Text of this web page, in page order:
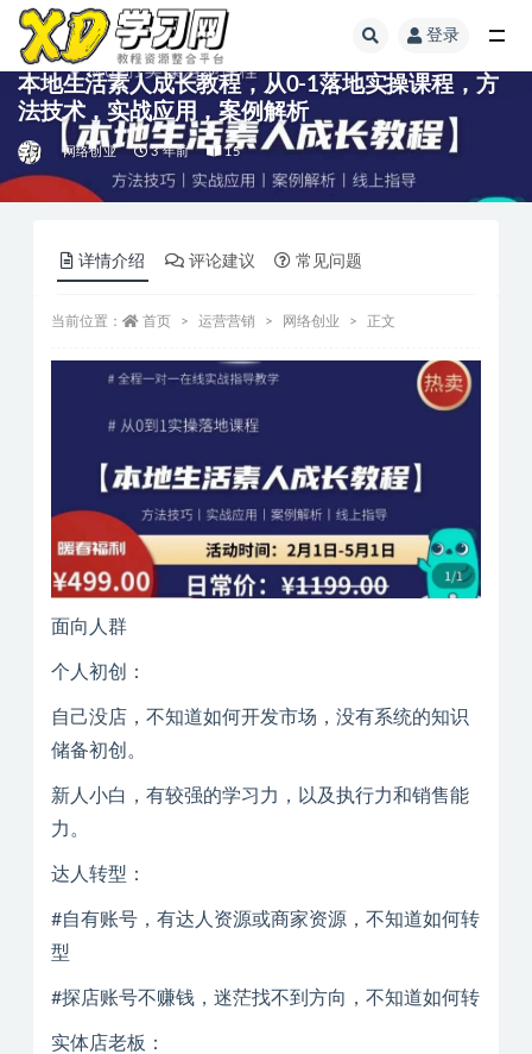
登录
本地生活素人成长教程，​从0-1落地实操课程，方
法技术，实战应用，案例解析
网络创业 3 年前 15
详情介绍 评论建议 常见问题
当前位置： 首页 运营营销 网络创业 正文
面向人群
个人初创：
自己没店，不知道如何开发市场，没有系统的知识
储备初创。
新人小白，有较强的学习力，以及执行力和销售能
力。
达人转型：
#自有账号，有达人资源或商家资源，不知道如何转
型
#探店账号不赚钱，迷茫找不到方向，不知道如何转
实体店老板：